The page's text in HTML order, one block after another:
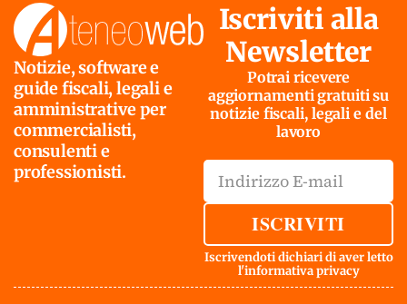
Notizie, software e
guide fiscali, legali e
amministrative per
commercialisti,
consulenti e
professionisti.
Iscriviti alla
Newsletter
Potrai ricevere
aggiornamenti gratuiti su
notizie fiscali, legali e del
lavoro
ISCRIVITI
Iscrivendoti dichiari di aver letto
l'informativa privacy